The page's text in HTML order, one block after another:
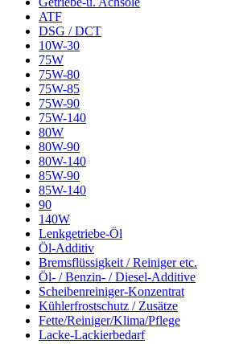
ATF
DSG / DCT
10W-30
75W
75W-80
75W-85
75W-90
75W-140
80W
80W-90
80W-140
85W-90
85W-140
90
140W
Lenkgetriebe-Öl
Öl-Additiv
Bremsflüssigkeit / Reiniger etc.
Öl- / Benzin- / Diesel-Additive
Scheibenreiniger-Konzentrat
Kühlerfrostschutz / Zusätze
Fette/Reiniger/Klima/Pflege
Lacke-Lackierbedarf